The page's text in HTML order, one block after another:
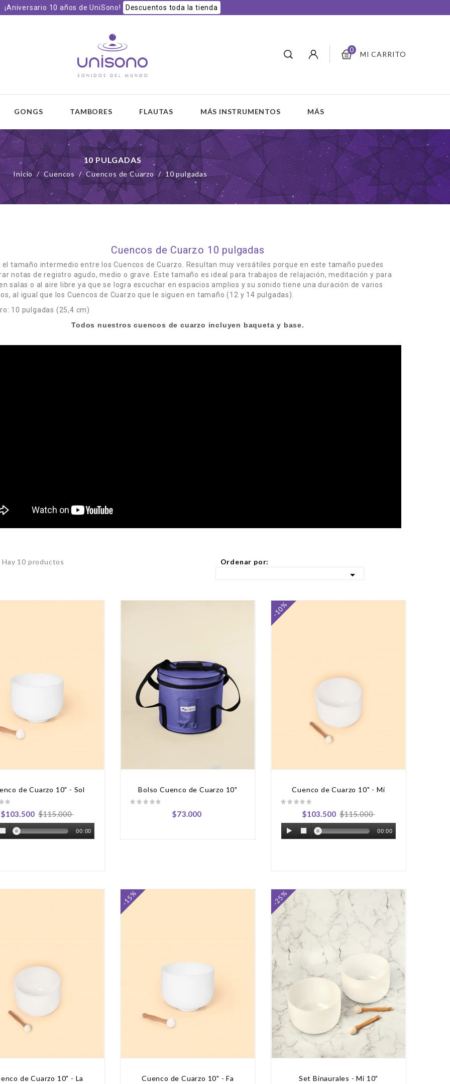
¡Aniversario 10 años de UniSono! Descuentos toda la tienda
MI CARRITO
0
GONGS TAMBORES FLAUTAS MÁS INSTRUMENTOS MÁS
10 PULGADAS
Inicio Cuencos Cuencos de Cuarzo 10 pulgadas
Cuencos de Cuarzo 10 pulgadas
el tamaño intermedio entre los Cuencos de Cuarzo. Resultan muy versátiles porque en este tamaño puedes
notas de registro agudo, medio o grave. Este tamaño es ideal para trabajos de relajación, meditación y para
salas o al aire libre ya que se logra escuchar en espacios amplios y su sonido tiene una duración de varios
al igual que los Cuencos de Cuarzo que le siguen en tamaño (12 y 14 pulgadas).
10 pulgadas (25,4 cm)
Todos nuestros cuencos de cuarzo incluyen baqueta y base.
Hay 10 productos Ordenar por:

de Cuarzo 10" - Sol
$103.500 $115.000
00:00
Bolso Cuenco de Cuarzo 10"
$73.000
Cuenco de Cuarzo 10" - Mi
$103.500 $115.000
00:00
-10%
de Cuarzo 10" - La Cuenco de Cuarzo 10" - Fa
-15%
Set Binaurales - Mi 10"
-25%